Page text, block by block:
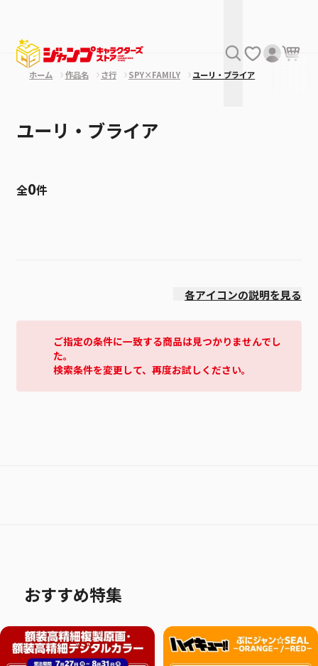
ホーム 作品名 さ行 SPY×FAMILY ユーリ・ブライア
ユーリ・ブライア
全0件
各アイコンの説明を見る
ご指定の条件に一致する商品は見つかりませんでし
た。
検索条件を変更して、再度お試しください。
おすすめ特集